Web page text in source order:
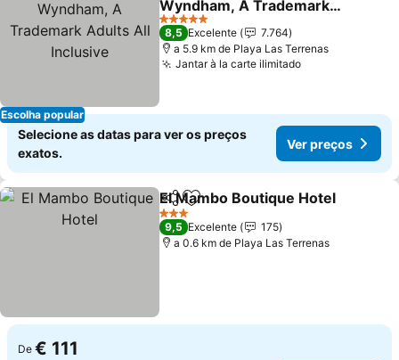
Escolha popular
Wyndham, A Trademark
Adults All Inclusive
Ver preços
5 Estrelas
8,5 Excelente
7.764
a 5.9 km de Playa Las Terrenas
Jantar à la carte ilimitadoVer preços
Selecione as datas para ver os preços
exatos.
Ver preços
PartilharAdicionar aos favoritos
El Mambo Boutique Hotel
3 Estrelas
9,5 Excelente
175
a 0.6 km de Playa Las Terrenas
De € 111